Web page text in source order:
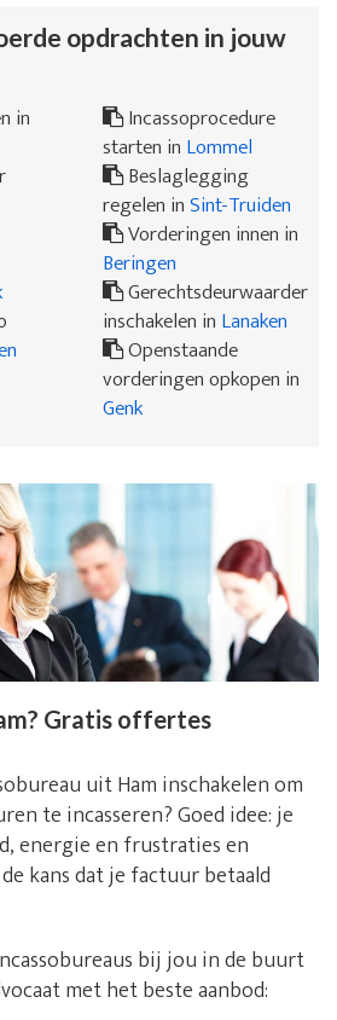
opdrachten in jouw
in
Incassoprocedure
starten in Lommel
Beslaglegging
regelen inSint-Truiden
Vorderingen innen in
Beringen
Gerechtsdeurwaarder
inschakelen in Lanaken
Openstaande
vorderingen opkopen in
Genk
Gratis offertes
uit Ham inschakelen om
te incasseren? Goed idee: je
energie en frustraties en
kans dat je factuur betaald
bij jou in de buurt
met het beste aanbod: